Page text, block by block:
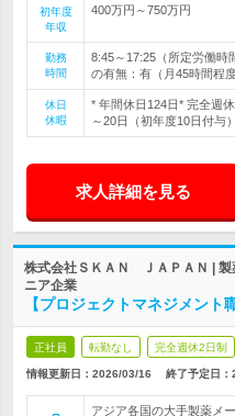
初年度
年収
400万円～750万円
勤務
時間
8:45～17:25（所定労働時
の有無：有（月45時間程
休日
休暇
* 年間休日124日* 完全週
～20日（初年度10日付与
求人詳細を見る
株式会社ＳＫＡＮ ＪＡＰＡＮ | 製
ニア企業
【プロジェクトマネジメン
正社員 転勤なし 完全週休2日制
情報更新日：2026/03/16 終了予定日：
アジア各国の大手製薬メ